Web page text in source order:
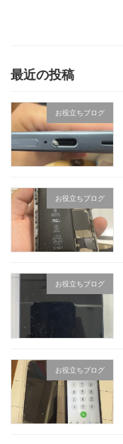
最近の投稿
お役立ちブログ
お役立ちブログ
お役立ちブログ
お役立ちブログ